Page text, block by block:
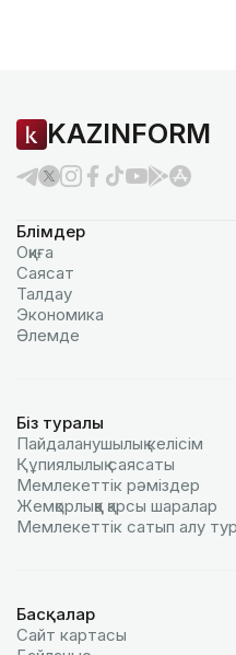
KAZINFORM
Бөлімдер
Оқиға
Саясат
Талдау
Экономика
Әлемде
Біз туралы
Пайдаланушылық келiciм
Құпиялылық саясаты
Мемлекеттік рәміздер
Жемқорлыққа қарсы шаралар
Мемлекеттік сатып алу
Басқалар
Сайт картасы